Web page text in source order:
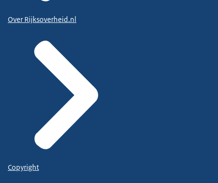
Over Rijksoverheid.nl
Copyright